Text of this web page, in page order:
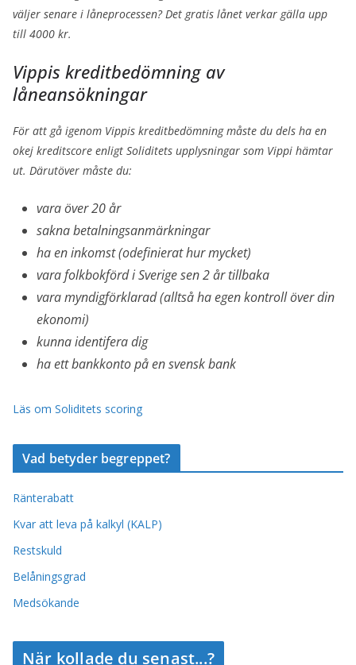
väljer senare i låneprocessen? Det gratis lånet verkar gälla upp
till 4000 kr.
Vippis kreditbedömning av
låneansökningar
För att gå igenom Vippis kreditbedömning måste du dels ha en
okej kreditscore enligt Soliditets upplysningar som Vippi hämtar
ut. Därutöver måste du:
vara över 20 år
sakna betalningsanmärkningar
ha en inkomst (odefinierat hur mycket)
vara folkbokförd i Sverige sen 2 år tillbaka
vara myndigförklarad (alltså ha egen kontroll över din
ekonomi)
kunna identifera dig
ha ett bankkonto på en svensk bank
Läs om Soliditets scoring
Vad betyder begreppet?
Ränterabatt
Kvar att leva på kalkyl (KALP)
Restskuld
Belåningsgrad
Medsökande
När kollade du senast...?